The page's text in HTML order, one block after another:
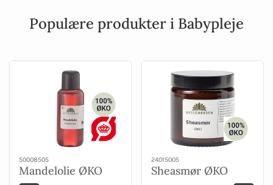
Populære produkter i Babypleje
50008505
Mandelolie ØKO
24015005
Sheasmør ØKO